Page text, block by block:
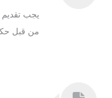
يجب
من قبل